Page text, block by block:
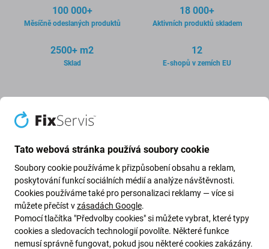
100 000+
Měsíčně odeslaných produktů
18 000+
Aktivních produktů skladem
2500+ m2
Sklad
12
E-shopů v zemích EU
PRODUKTY A SLUŽBY
Nabízíme široký sortiment náhradních dílů, příslušenství a
nářadí pro opravu elektroniky včetně chytrých telefonů,
notebooků, smarthodinek, elektrických koloběžek,
elektrokol a vysavačů. Specializujeme se na značku Apple
a dodáváme originální a aftermarketové díly pro celou řadu
produktů Apple.
Tato webová stránka používá soubory cookie
Soubory cookie používáme k přizpůsobení obsahu a reklam,
poskytování funkcí sociálních médií a analýze návštěvnosti.
Cookies používáme také pro personalizaci reklamy — více si
můžete přečíst vzásadách Google.
Pomocí tlačítka "Předvolby cookies" si můžete vybrat, které typy
cookies a sledovacích technologií povolíte. Některé funkce
nemusí správně fungovat, pokud jsou některé cookies zakázány.